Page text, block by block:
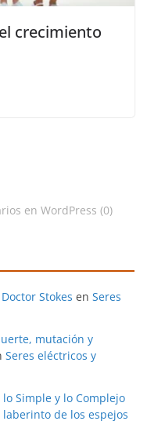
crecimiento
en WordPress (0)
Stokes en Seres
mutación y
Seres eléctricos y
Simple y lo Complejo
de los espejos